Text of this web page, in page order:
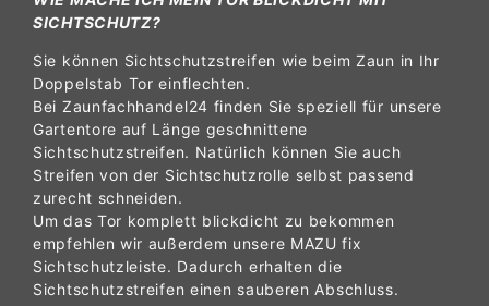
SICHTSCHUTZ?
Sie können Sichtschutzstreifen wie beim Zaun in Ihr
Doppelstab Tor einflechten.
Bei Zaunfachhandel24 finden Sie speziell für unsere
Gartentore auf Länge geschnittene
Sichtschutzstreifen. Natürlich können Sie auch
Streifen von der Sichtschutzrolle selbst passend
zurecht schneiden.
Um das Tor komplett blickdicht zu bekommen
empfehlen wir außerdem unsere MAZU fix
Sichtschutzleiste. Dadurch erhalten die
Sichtschutzstreifen einen sauberen Abschluss.